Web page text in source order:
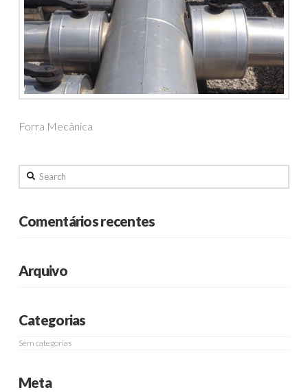
Forra Mecânica
Search
Comentários recentes
Arquivo
Categorias
Sem categorias
Meta